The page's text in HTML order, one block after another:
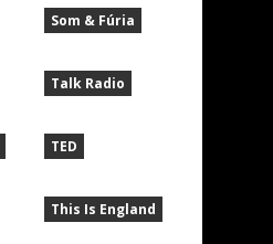
Som & Fúria
Talk Radio
TED
This Is England